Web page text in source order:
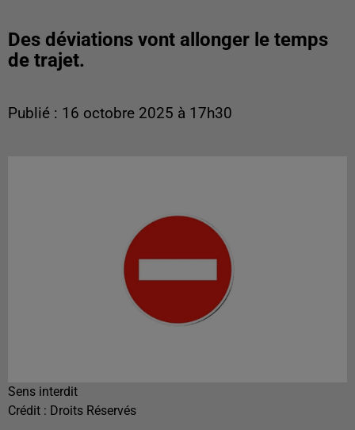
Des déviations vont allonger le temps
de trajet.
Publié : 16 octobre 2025 à 17h30
Sens interdit
Crédit : Droits Réservés